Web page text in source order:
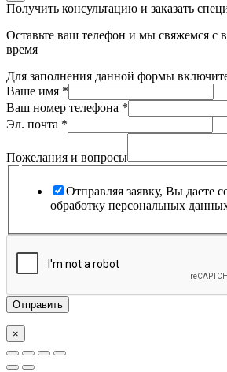
Получить консультацию и заказать
Оставьте ваш телефон и мы свяжемся с
время
Для заполнения данной формы включите
Ваше имя *
Ваш номер телефона *
Эл. почта *
Эл.
телефона
Пожелания и вопросы
Отправляя заявку, Вы даете
обработку персональных
Отправить
×